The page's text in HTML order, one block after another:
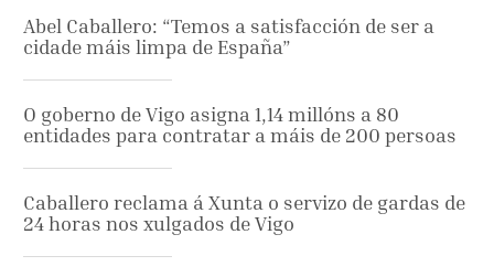
Abel Caballero: “Temos a satisfacción de ser a
cidade máis limpa de España”
O goberno de Vigo asigna 1,14 millóns a 80
entidades para contratar a máis de 200 persoas
Caballero reclama á Xunta o servizo de gardas de
24 horas nos xulgados de Vigo